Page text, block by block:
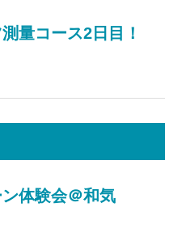
量コース2日目！
ン体験会＠和気